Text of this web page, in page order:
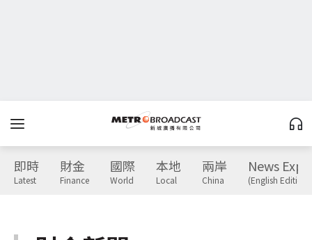
即時
Latest
財金
Finance
國際
World
本地
Local
兩岸
China
News
(English Edition)